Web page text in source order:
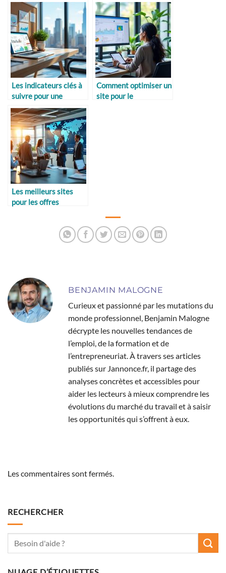
Les indicateurs clés à
suivre pour une
stratégie réussie
Comment optimiser un
site pour le
Les meilleurs sites
pour les offres
BENJAMIN MALOGNE
Curieux et passionné par les mutations du
monde professionnel, Benjamin Malogne
décrypte les nouvelles tendances de
l’emploi, de la formation et de
l’entrepreneuriat. À travers ses articles
publiés sur Jannonce.fr, il partage des
analyses concrètes et accessibles pour
aider les lecteurs à mieux comprendre les
évolutions du marché du travail et à saisir
les opportunités qui s’offrent à eux.
Les commentaires sont fermés.
RECHERCHER